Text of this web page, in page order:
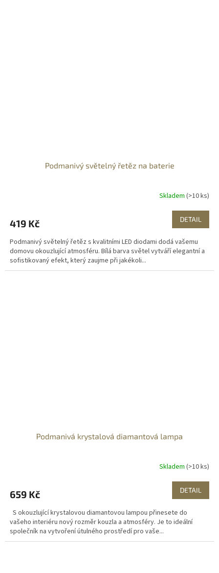
Podmanivý světelný řetěz na baterie
Skladem (>10 ks)
419 Kč DETAIL
Podmanivý světelný řetěz s kvalitními LED diodami dodá vašemu
domovu okouzlující atmosféru. Bílá barva světel vytváří elegantní a
sofistikovaný efekt, který zaujme při jakékoli...
Podmanivá krystalová diamantová lampa
Skladem (>10 ks)
659 Kč DETAIL
S okouzlující krystalovou diamantovou lampou přinesete do
vašeho interiéru nový rozměr kouzla a atmosféry. Je to ideální
společník na vytvoření útulného prostředí pro vaše...